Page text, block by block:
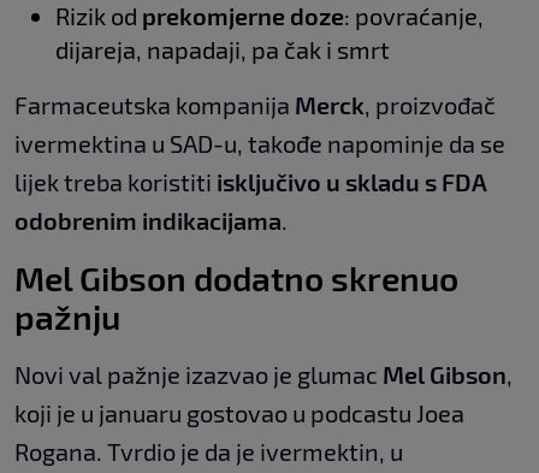
Rizik od prekomjerne doze: povraćanje,
dijareja, napadaji, pa čak i smrt
Farmaceutska kompanija Merck, proizvođač
ivermektina u SAD-u, takođe napominje da se
lijek treba koristiti isključivo u skladu s FDA
odobrenim indikacijama.
Mel Gibson dodatno skrenuo
pažnju
Novi val pažnje izazvao je glumac Mel Gibson,
koji je u januaru gostovao u podcastu Joea
Rogana. Tvrdio je da je ivermektin, u